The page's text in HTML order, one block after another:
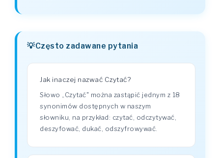
Często zadawane pytania
Jak inaczej nazwać Czytać?
Słowo „Czytać" można zastąpić jednym z 18
synonimów dostępnych w naszym
słowniku, na przykład: czytać, odczytywać,
deszyfować, dukać, odszyfrowywać.